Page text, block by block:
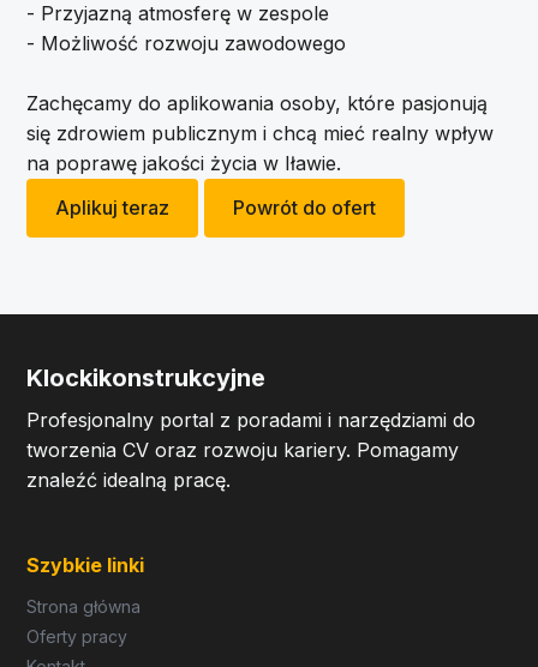
- Przyjazną atmosferę w zespole
- Możliwość rozwoju zawodowego
Zachęcamy do aplikowania osoby, które pasjonują
się zdrowiem publicznym i chcą mieć realny wpływ
na poprawę jakości życia w Iławie.
Aplikuj teraz
Powrót do ofert
Klockikonstrukcyjne
Profesjonalny portal z poradami i narzędziami do
tworzenia CV oraz rozwoju kariery. Pomagamy
znaleźć idealną pracę.
Szybkie linki
Strona główna
Oferty pracy